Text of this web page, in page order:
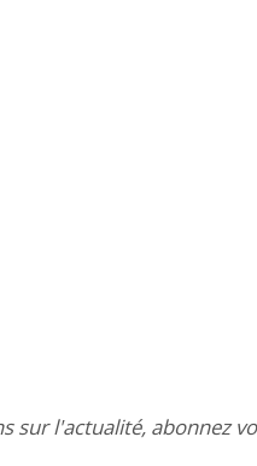
sur l'actualité, abonnez